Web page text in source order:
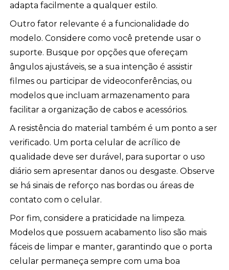
adapta facilmente a qualquer estilo.
Outro fator relevante é a funcionalidade do
modelo. Considere como você pretende usar o
suporte. Busque por opções que ofereçam
ângulos ajustáveis, se a sua intenção é assistir
filmes ou participar de videoconferências, ou
modelos que incluam armazenamento para
facilitar a organização de cabos e acessórios.
A resistência do material também é um ponto a ser
verificado. Um porta celular de acrílico de
qualidade deve ser durável, para suportar o uso
diário sem apresentar danos ou desgaste. Observe
se há sinais de reforço nas bordas ou áreas de
contato com o celular.
Por fim, considere a praticidade na limpeza.
Modelos que possuem acabamento liso são mais
fáceis de limpar e manter, garantindo que o porta
celular permaneça sempre com uma boa